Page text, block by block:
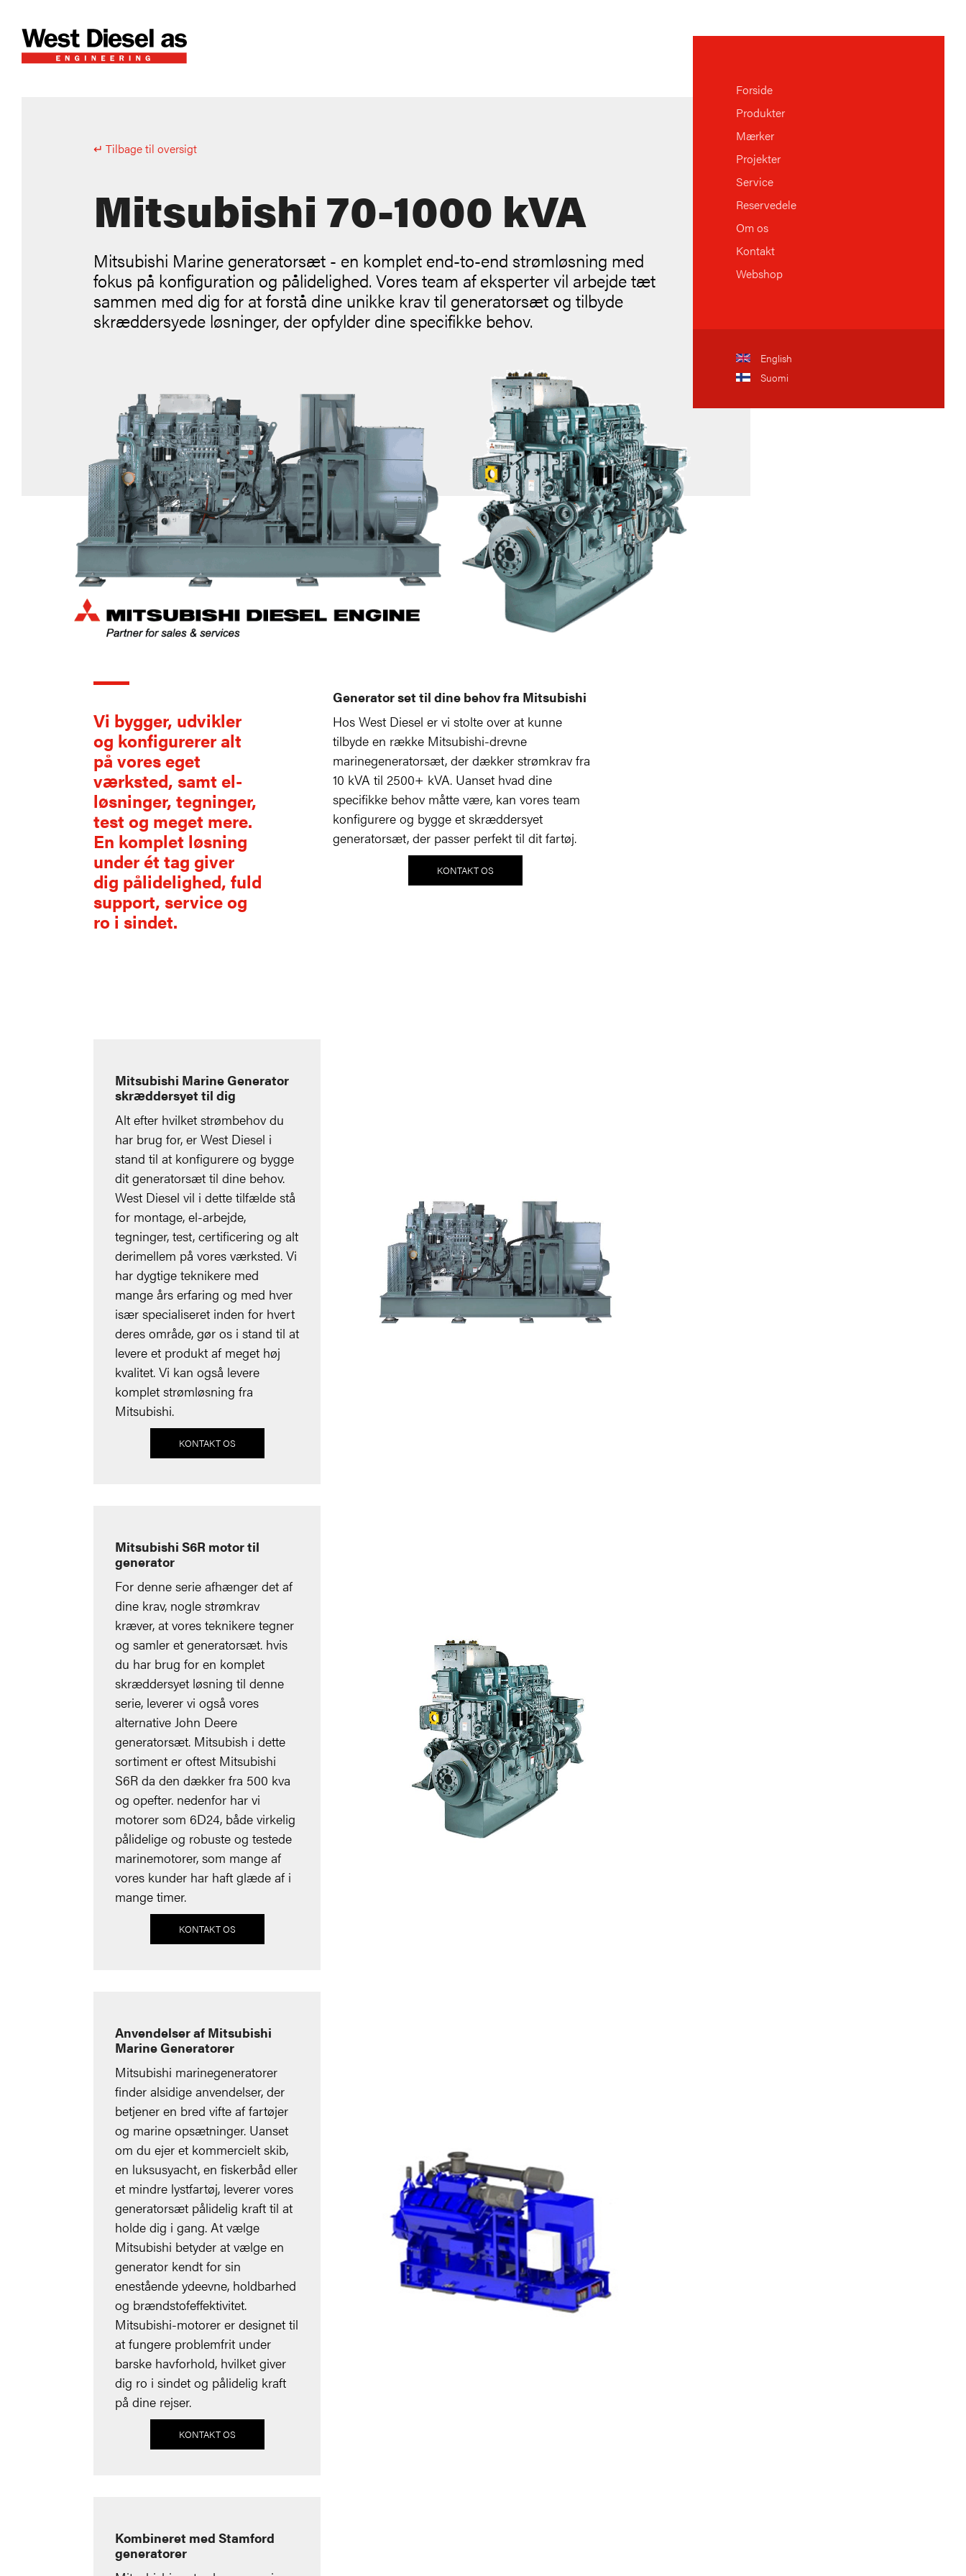
Forside
Produkter
Mærker
Projekter
Service
Reservedele
Om os
Kontakt
Webshop
English
Suomi
↵ Tilbage til oversigt
Mitsubishi 70-1000 kVA
Mitsubishi Marine generatorsæt - en komplet end-to-end strømløsning med
fokus på konfiguration og pålidelighed. Vores team af eksperter vil arbejde tæt
sammen med dig for at forstå dine unikke krav til generatorsæt og tilbyde
skræddersyede løsninger, der opfylder dine specifikke behov.
Vi bygger, udvikler
og konfigurerer alt
på vores eget
værksted, samt el-
løsninger, tegninger,
test og meget mere.
En komplet løsning
under ét tag giver
dig pålidelighed, fuld
support, service og
ro i sindet.
Generator set til dine behov fra Mitsubishi
Hos West Diesel er vi stolte over at kunne
tilbyde en række Mitsubishi-drevne
marinegeneratorsæt, der dækker strømkrav fra
10 kVA til 2500+ kVA. Uanset hvad dine
specifikke behov måtte være, kan vores team
konfigurere og bygge et skræddersyet
generatorsæt, der passer perfekt til dit fartøj.
KONTAKT OS
Mitsubishi Marine Generator
skræddersyet til dig
Alt efter hvilket strømbehov du
har brug for, er West Diesel i
stand til at konfigurere og bygge
dit generatorsæt til dine behov.
West Diesel vil i dette tilfælde stå
for montage, el-arbejde,
tegninger, test, certificering og alt
derimellem på vores værksted. Vi
har dygtige teknikere med
mange års erfaring og med hver
især specialiseret inden for hvert
deres område, gør os i stand til at
levere et produkt af meget høj
kvalitet. Vi kan også levere
komplet strømløsning fra
Mitsubishi.
KONTAKT OS
Mitsubishi S6R motor til
generator
For denne serie afhænger det af
dine krav, nogle strømkrav
kræver, at vores teknikere tegner
og samler et generatorsæt. hvis
du har brug for en komplet
skræddersyet løsning til denne
serie, leverer vi også vores
alternative John Deere
generatorsæt. Mitsubish i dette
sortiment er oftest Mitsubishi
S6R da den dækker fra 500 kva
og opefter. nedenfor har vi
motorer som 6D24, både virkelig
pålidelige og robuste og testede
marinemotorer, som mange af
vores kunder har haft glæde af i
mange timer.
KONTAKT OS
Anvendelser af Mitsubishi
Marine Generatorer
Mitsubishi marinegeneratorer
finder alsidige anvendelser, der
betjener en bred vifte af fartøjer
og marine opsætninger. Uanset
om du ejer et kommercielt skib,
en luksusyacht, en fiskerbåd eller
et mindre lystfartøj, leverer vores
generatorsæt pålidelig kraft til at
holde dig i gang. At vælge
Mitsubishi betyder at vælge en
generator kendt for sin
enestående ydeevne, holdbarhed
og brændstofeffektivitet.
Mitsubishi-motorer er designet til
at fungere problemfrit under
barske havforhold, hvilket giver
dig ro i sindet og pålidelig kraft
på dine rejser.
KONTAKT OS
Kombineret med Stamford
generatorer